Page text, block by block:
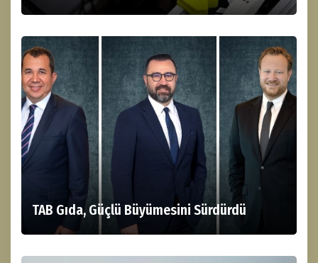
TAB Gıda, Güçlü Büyümesini Sürdürdü